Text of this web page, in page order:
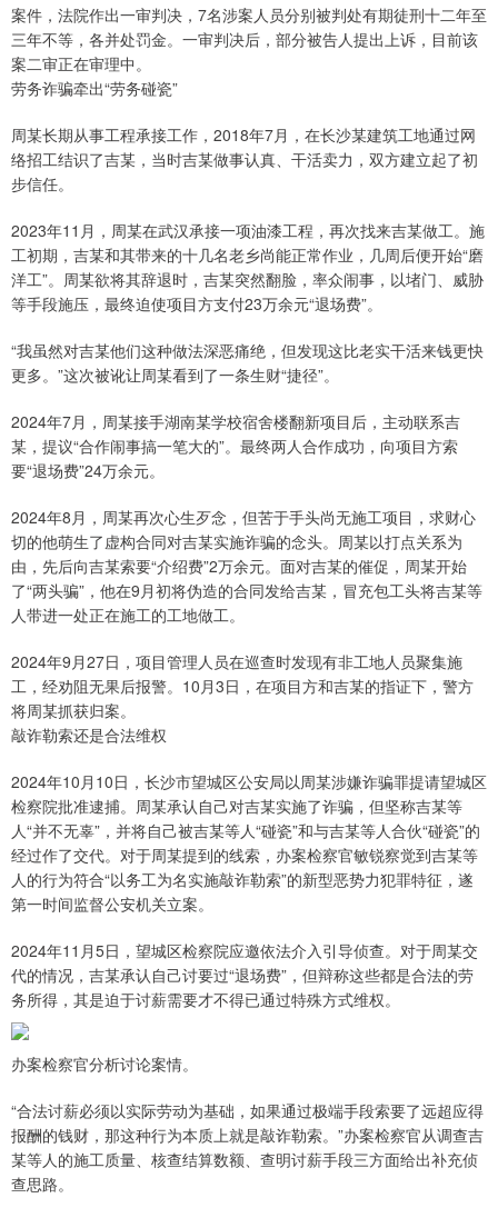
案件，法院作出一审判决，7名涉案人员分别被判处有期徒刑十二年至
三年不等，各并处罚金。一审判决后，部分被告人提出上诉，目前该
案二审正在审理中。
劳务诈骗牵出“劳务碰瓷”
周某长期从事工程承接工作，2018年7月，在长沙某建筑工地通过网
络招工结识了吉某，当时吉某做事认真、干活卖力，双方建立起了初
步信任。
2023年11月，周某在武汉承接一项油漆工程，再次找来吉某做工。施
工初期，吉某和其带来的十几名老乡尚能正常作业，几周后便开始“磨
洋工”。周某欲将其辞退时，吉某突然翻脸，率众闹事，以堵门、威胁
等手段施压，最终迫使项目方支付23万余元“退场费”。
“我虽然对吉某他们这种做法深恶痛绝，但发现这比老实干活来钱更快
更多。”这次被讹让周某看到了一条生财“捷径”。
2024年7月，周某接手湖南某学校宿舍楼翻新项目后，主动联系吉
某，提议“合作闹事搞一笔大的”。最终两人合作成功，向项目方索
要“退场费”24万余元。
2024年8月，周某再次心生歹念，但苦于手头尚无施工项目，求财心
切的他萌生了虚构合同对吉某实施诈骗的念头。周某以打点关系为
由，先后向吉某索要“介绍费”2万余元。面对吉某的催促，周某开始
了“两头骗”，他在9月初将伪造的合同发给吉某，冒充包工头将吉某等
人带进一处正在施工的工地做工。
2024年9月27日，项目管理人员在巡查时发现有非工地人员聚集施
工，经劝阻无果后报警。10月3日，在项目方和吉某的指证下，警方
将周某抓获归案。
敲诈勒索还是合法维权
2024年10月10日，长沙市望城区公安局以周某涉嫌诈骗罪提请望城区
检察院批准逮捕。周某承认自己对吉某实施了诈骗，但坚称吉某等
人“并不无辜”，并将自己被吉某等人“碰瓷”和与吉某等人合伙“碰瓷”的
经过作了交代。对于周某提到的线索，办案检察官敏锐察觉到吉某等
人的行为符合“以务工为名实施敲诈勒索”的新型恶势力犯罪特征，遂
第一时间监督公安机关立案。
2024年11月5日，望城区检察院应邀依法介入引导侦查。对于周某交
代的情况，吉某承认自己讨要过“退场费”，但辩称这些都是合法的劳
务所得，其是迫于讨薪需要才不得已通过特殊方式维权。
办案检察官分析讨论案情。
“合法讨薪必须以实际劳动为基础，如果通过极端手段索要了远超应得
报酬的钱财，那这种行为本质上就是敲诈勒索。”办案检察官从调查吉
某等人的施工质量、核查结算数额、查明讨薪手段三方面给出补充侦
查思路。